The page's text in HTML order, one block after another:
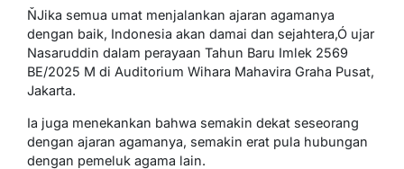
ŇJika semua umat menjalankan ajaran agamanya
dengan baik, Indonesia akan damai dan sejahtera,Ó ujar
Nasaruddin dalam perayaan Tahun Baru Imlek 2569
BE/2025 M di Auditorium Wihara Mahavira Graha Pusat,
Jakarta.
Ia juga menekankan bahwa semakin dekat seseorang
dengan ajaran agamanya, semakin erat pula hubungan
dengan pemeluk agama lain.